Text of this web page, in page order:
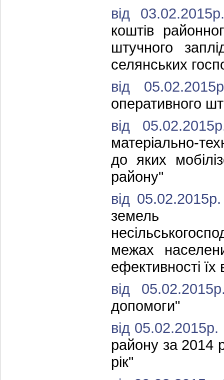
від
коштів
штучного
селянських
від
оперативного
від
матеріально-
до яких
району"
від
земель
межах
ефективності
від
допомоги"
від
району за 2014
рік"